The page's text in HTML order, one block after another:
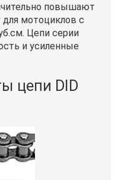
повышают
мотоциклов с
Цепи серии
и усиленные
цепи DID